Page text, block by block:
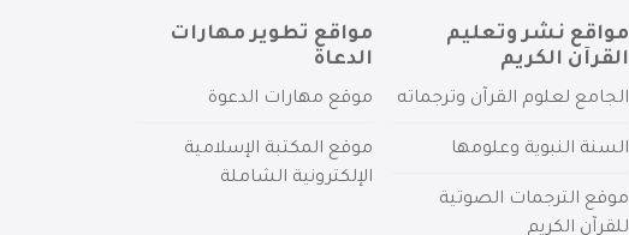
مواقع نشر وتعليم
القرآن الكريم
الجامع لعلوم القرآن وترجماته
السنة النبوية وعلومها
موقع الترجمات الصوتية
للقرآن الكريم
مواقع تطوير مهارات
الدعاة
موقع مهارات الدعوة
موقع المكتبة الإسلامية
الإلكترونية الشاملة